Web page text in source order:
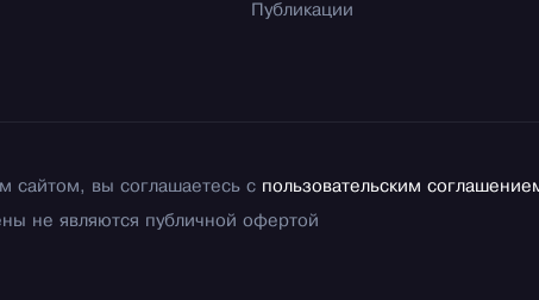
Публикации
сайтом, вы соглашаетесь с пользовательским
не являются публичной офертой